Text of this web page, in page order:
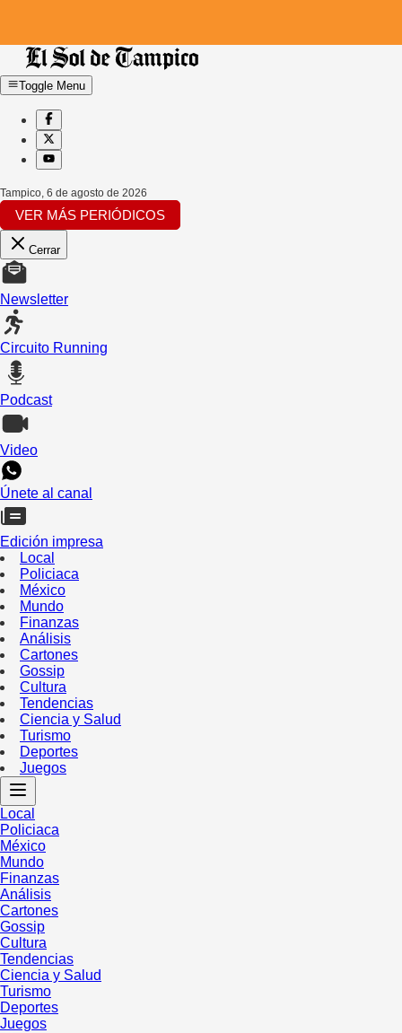
Toggle Menu
Tampico, 6 de agosto de 2026
VER MÁS PERIÓDICOS
Cerrar
Newsletter
Circuito Running
Podcast
Video
Únete al canal
Edición impresa
Local
Policiaca
México
Mundo
Finanzas
Análisis
Cartones
Gossip
Cultura
Tendencias
Ciencia y Salud
Turismo
Deportes
Juegos
Local
Policiaca
México
Mundo
Finanzas
Análisis
Cartones
Gossip
Cultura
Tendencias
Ciencia y Salud
Turismo
Deportes
Juegos